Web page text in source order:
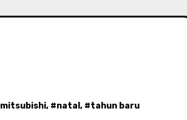
mitsubishi, #natal , #tahun baru